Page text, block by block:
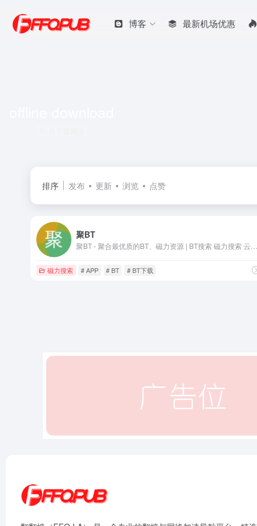
博客 最新机场优惠
排序 发布 更新 浏览 点赞
聚BT
磁力搜索 # APP # BT # BT下载